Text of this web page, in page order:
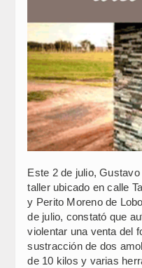
Este 2 de julio,
taller ubicado en calle
y Perito Moreno de
de julio, constató que
violentar una venta del
sustracción de dos
de 10 kilos y varias